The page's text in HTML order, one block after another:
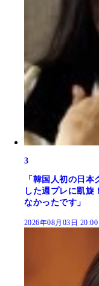
3
「韓国人初の日
した週プレに凱旋
なかったです」
2026年08月03日 20:00